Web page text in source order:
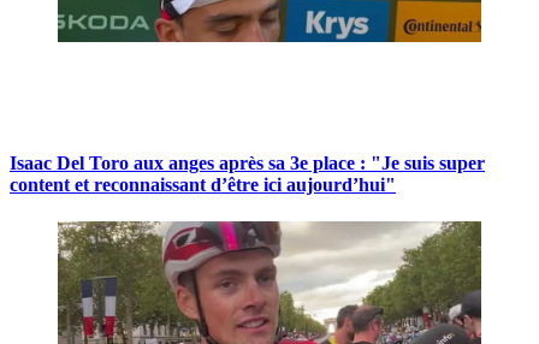
Isaac Del Toro aux anges après sa 3e place : "Je suis super
content et reconnaissant d’être ici aujourd’hui"